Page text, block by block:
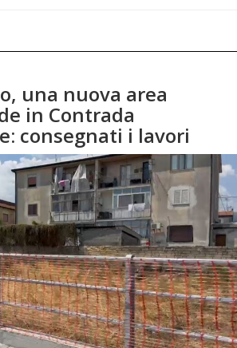
una nuova area
in Contrada
consegnati i lavori